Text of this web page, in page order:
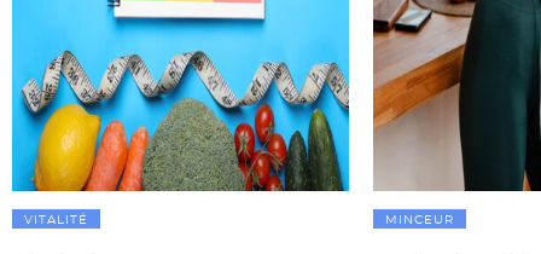
VITALITÉ MINCEUR